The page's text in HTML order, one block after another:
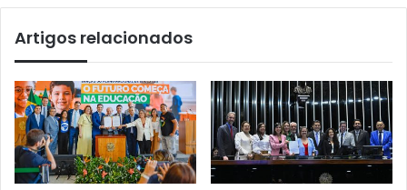
Artigos relacionados